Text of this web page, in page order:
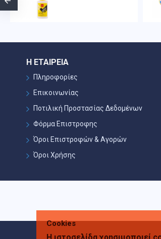
Η ΕΤΑΙΡΕΊΑ
Πληροφορίες
Επικοινωνίας
Ποτιλική Προστασίας Δεδομένων
Φόρμα Επιστροφης
Όροι Επιστροφών & Αγορών
Όροι Χρήσης
Cookies